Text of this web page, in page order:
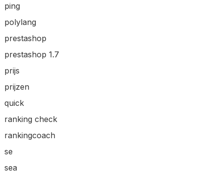
ping
polylang
prestashop
prestashop 1.7
prijs
prijzen
quick
ranking check
rankingcoach
se
sea